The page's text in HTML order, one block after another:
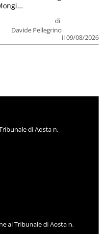
di
Davide Pellegrino
il 09/08/2026
di Aosta n.
al Tribunale di Aosta n.